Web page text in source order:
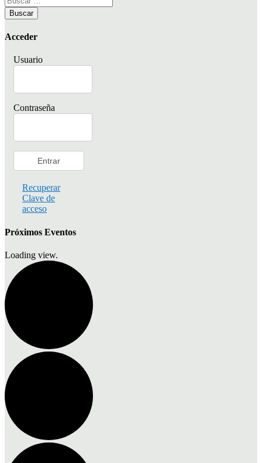
Acceder
Usuario
Contraseña
Recuperar
Clave de
acceso
Próximos Eventos
Loading view.